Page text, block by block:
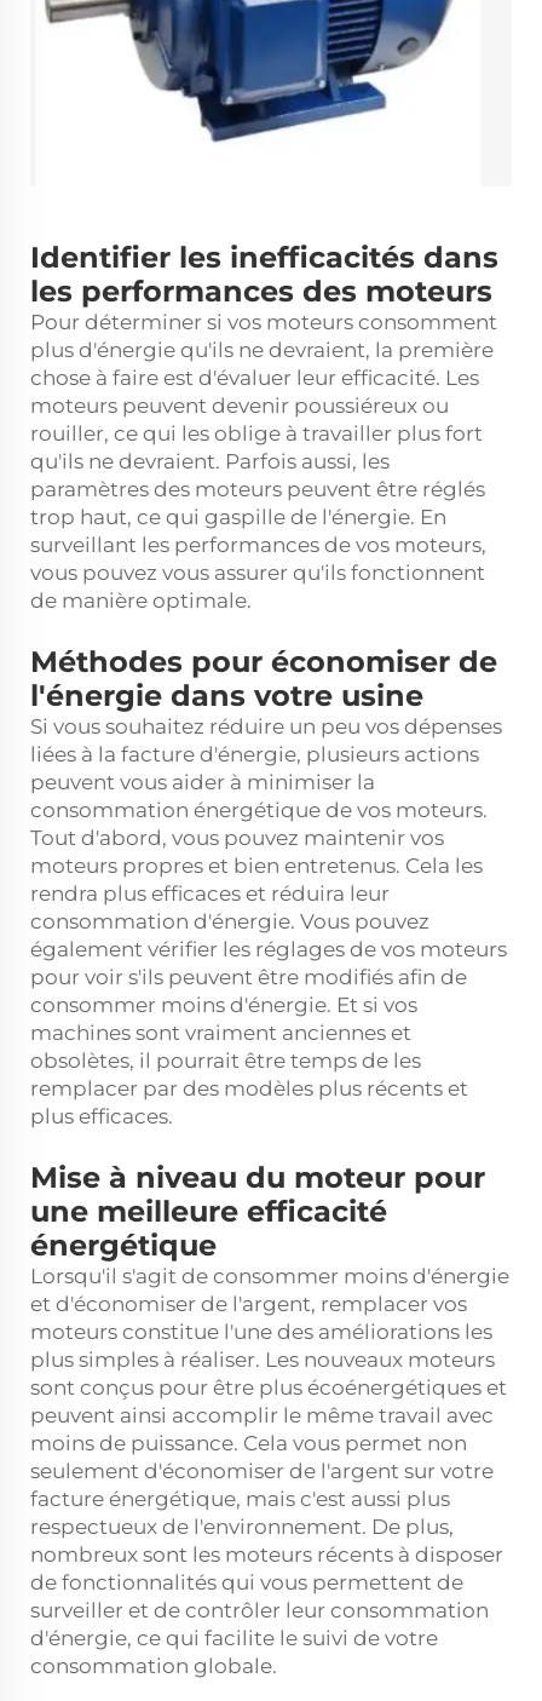
Identifier les inefficacités dans
les performances des moteurs
Pour déterminer si vos moteurs consomment
plus d'énergie qu'ils ne devraient, la première
chose à faire est d'évaluer leur efficacité. Les
moteurs peuvent devenir poussiéreux ou
rouiller, ce qui les oblige à travailler plus fort
qu'ils ne devraient. Parfois aussi, les
paramètres des moteurs peuvent être réglés
trop haut, ce qui gaspille de l'énergie. En
surveillant les performances de vos moteurs,
vous pouvez vous assurer qu'ils fonctionnent
de manière optimale.
Méthodes pour économiser de
l'énergie dans votre usine
Si vous souhaitez réduire un peu vos dépenses
liées à la facture d'énergie, plusieurs actions
peuvent vous aider à minimiser la
consommation énergétique de vos moteurs.
Tout d'abord, vous pouvez maintenir vos
moteurs propres et bien entretenus. Cela les
rendra plus efficaces et réduira leur
consommation d'énergie. Vous pouvez
également vérifier les réglages de vos moteurs
pour voir s'ils peuvent être modifiés afin de
consommer moins d'énergie. Et si vos
machines sont vraiment anciennes et
obsolètes, il pourrait être temps de les
remplacer par des modèles plus récents et
plus efficaces.
Mise à niveau du moteur pour
une meilleure efficacité
énergétique
Lorsqu'il s'agit de consommer moins d'énergie
et d'économiser de l'argent, remplacer vos
moteurs constitue l'une des améliorations les
plus simples à réaliser. Les nouveaux moteurs
sont conçus pour être plus écoénergétiques et
peuvent ainsi accomplir le même travail avec
moins de puissance. Cela vous permet non
seulement d'économiser de l'argent sur votre
facture énergétique, mais c'est aussi plus
respectueux de l'environnement. De plus,
nombreux sont les moteurs récents à disposer
de fonctionnalités qui vous permettent de
surveiller et de contrôler leur consommation
d'énergie, ce qui facilite le suivi de votre
consommation globale.